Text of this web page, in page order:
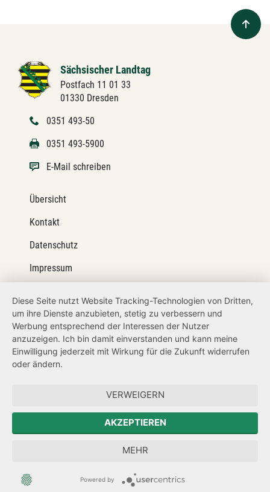
Sächsischer Landtag
Postfach 11 01 33
01330 Dresden
0351 493-50
0351 493-5900
E-Mail schreiben
Übersicht
Kontakt
Datenschutz
Impressum
Netiquette
Transparenzanspruch
Hinweisgeberschutz
Forum Mitteleuropa
Der Sächsische Integrationsbeauftragte
Sächsische Landesbeauftragte zur Aufarbeitung der SED-
Diese Seite nutzt Website Tracking-Technologien von Dritten,
um ihre Dienste anzubieten, stetig zu verbessern und
Werbung entsprechend der Interessen der Nutzer
anzuzeigen. Ich bin damit einverstanden und kann meine
Einwilligung jederzeit mit Wirkung für die Zukunft widerrufen
oder ändern.
VERWEIGERN
AKZEPTIEREN
MEHR
Powered by